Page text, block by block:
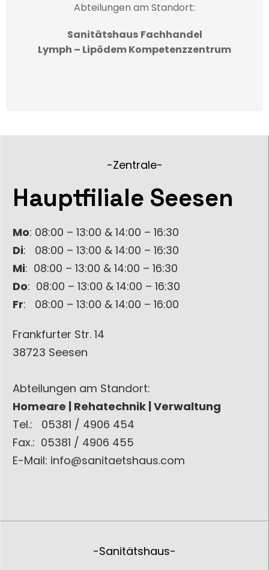
Abteilungen am Standort:
Sanitätshaus Fachhandel
Lymph – LipödemKompetenzzentrum
-Zentrale-
Hauptfiliale Seesen
Mo: 08:00 – 13:00 & 14:00 – 16:30
Di: 08:00 – 13:00 & 14:00 – 16:30
Mi: 08:00 – 13:00 & 14:00 – 16:30
Do: 08:00 – 13:00 & 14:00 – 16:30
Fr: 08:00 – 13:00 & 14:00 – 16:00
Frankfurter Str. 14
38723 Seesen
Abteilungen am Standort:
Homeare | Rehatechnik | Verwaltung
Tel.: 05381 / 4906 454
Fax.: 05381 / 4906 455
E-Mail: info@sanitaetshaus.com
-Sanitätshaus-